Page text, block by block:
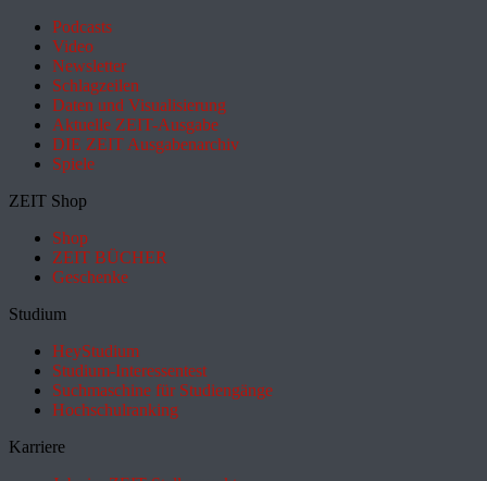
Podcasts
Video
Newsletter
Schlagzeilen
Daten und Visualisierung
Aktuelle ZEIT-Ausgabe
DIE ZEIT Ausgabenarchiv
Spiele
ZEIT Shop
Shop
ZEIT BÜCHER
Geschenke
Studium
HeyStudium
Studium-Interessentest
Suchmaschine für Studiengänge
Hochschulranking
Karriere